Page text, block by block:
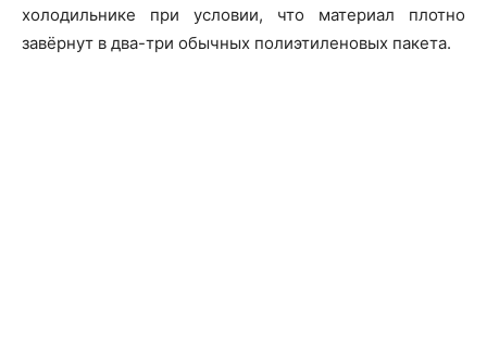
холодильнике при условии, что материал плотно
завёрнут в два-три обычных полиэтиленовых пакета.